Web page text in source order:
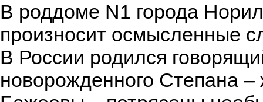
В роддоме N1 города
произносит осмысленные
В России родился
новорожденного Степана